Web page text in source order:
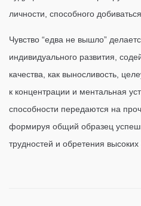
личности, способного
Чувство “едва не вышло”
индивидуального развития,
качества, как выносливость,
к концентрации и ментальная
способности передаются на
формируя общий образец
трудностей и обретения высоких